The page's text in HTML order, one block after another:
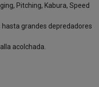
Pitching, Kabura, Speed
hasta grandes depredadores
acolchada.